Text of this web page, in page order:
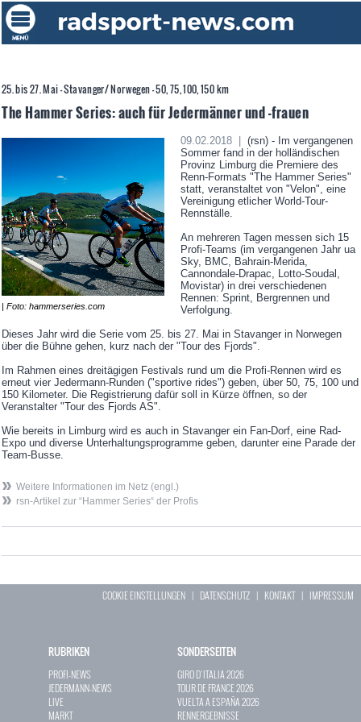
25. bis 27. Mai - Stavanger/ Norwegen - 50, 75, 100, 150 km
The Hammer Series: auch für Jedermänner und -frauen
| Foto: hammerseries.com
09.02.2018 |
(rsn) - Im vergangenen
Sommer fand in der holländischen
Provinz Limburg die Premiere des
Renn-Formats "The Hammer Series"
statt, veranstaltet von "Velon", eine
Vereinigung etlicher World-Tour-
Rennställe.
An mehreren Tagen messen sich 15
Profi-Teams (im vergangenen Jahr ua
Sky, BMC, Bahrain-Merida,
Cannondale-Drapac, Lotto-Soudal,
Movistar) in drei verschiedenen
Rennen: Sprint, Bergrennen und
Verfolgung.
Dieses Jahr wird die Serie vom 25. bis 27. Mai in Stavanger in Norwegen
über die Bühne gehen, kurz nach der "Tour des Fjords".
Im Rahmen eines dreitägigen Festivals rund um die Profi-Rennen wird es
erneut vier Jedermann-Runden ("sportive rides") geben, über 50, 75, 100 und
150 Kilometer. Die Registrierung dafür soll in Kürze öffnen, so der
Veranstalter "Tour des Fjords AS".
Wie bereits in Limburg wird es auch in Stavanger ein Fan-Dorf, eine Rad-
Expo und diverse Unterhaltungsprogramme geben, darunter eine Parade der
Team-Busse.
Weitere Informationen im Netz (engl.)
rsn-Artikel zur “Hammer Series“ der Profis
COOKIE EINSTELLUNGEN | DATENSCHUTZ | KONTAKT| IMPRESSUM
RUBRIKEN
PROFI-NEWS
JEDERMANN-NEWS
LIVE
MARKT
SONDERSEITEN
GIRO D`ITALIA 2026
TOUR DE FRANCE 2026
VUELTA A ESPAÑA 2026
RENNERGEBNISSE